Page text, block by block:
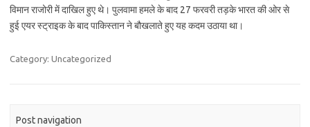
विमान राजोरी में दाखिल हुए थे। पुलवामा हमले के बाद 27 फरवरी तड़के भारत की ओर से
हुई एयर स्ट्राइक के बाद पाकिस्तान ने बौखलाते हुए यह कदम उठाया था।
Category: Uncategorized
Post navigation